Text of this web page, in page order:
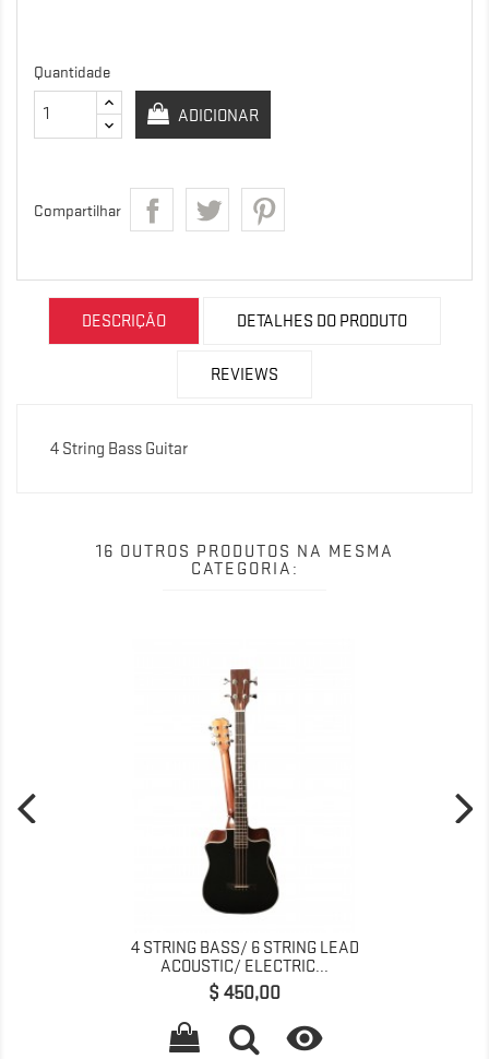
Quantidade
ADICIONAR
Compartilhar
DESCRIÇÃO DETALHES DO PRODUTO
REVIEWS
4 String Bass Guitar
16 OUTROS PRODUTOS NA MESMA
CATEGORIA:
4 STRING BASS/ 6 STRING LEAD
ACOUSTIC/ ELECTRIC...
Preço
$ 450,00
